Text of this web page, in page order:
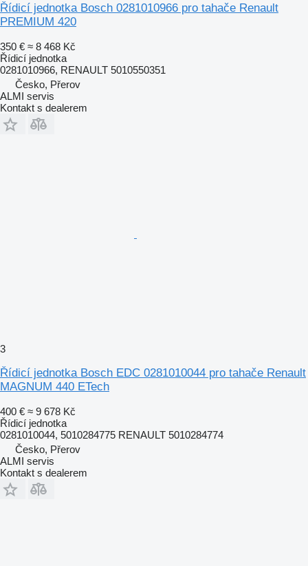
Řídicí jednotka Bosch 0281010966 pro tahače Renault
PREMIUM 420
350 € ≈ 8 468 Kč
Řídicí jednotka
0281010966, RENAULT 5010550351
Česko, Přerov
ALMI servis
Kontakt s dealerem
3
Řídicí jednotka Bosch EDC 0281010044 pro tahače Renault
MAGNUM 440 ETech
400 € ≈ 9 678 Kč
Řídicí jednotka
0281010044, 5010284775 RENAULT 5010284774
Česko, Přerov
ALMI servis
Kontakt s dealerem